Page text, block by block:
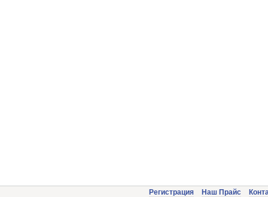
Регистрация Наш Прайс